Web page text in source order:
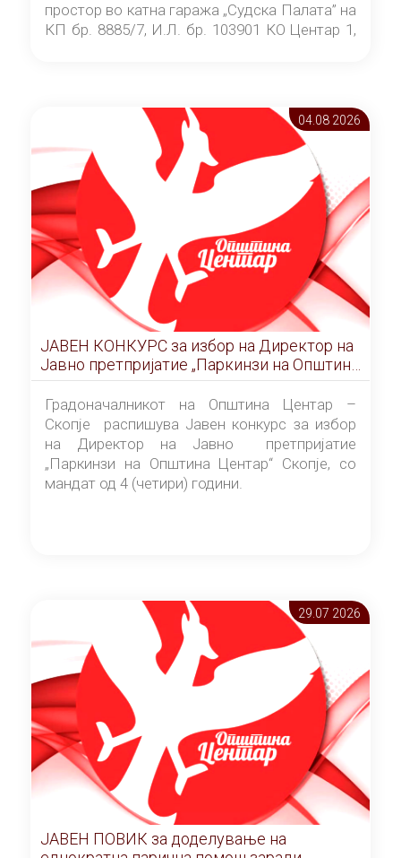
простор во катна гаража „Судска Палата” на
КП бр. 8885/7, И.Л. бр. 103901 КО Центар 1,
Скопје” број 9/2026), за времетраење од 3
(три) години од денот на потпишувањето на
Договорот за закуп со најповолниот
понудувач.
04.08 2026
ЈАВЕН КОНКУРС за избор на Директор на
Јавно претпријатие „Паркинзи на Општина
Центар“ – Скопје
Градоначалникот на Општина Центар –
Скопје распишува Јавен конкурс за избор
на Директор на Јавно претпријатие
„Паркинзи на Општина Центар“ Скопје, со
мандат од 4 (четири) години.
29.07 2026
ЈАВЕН ПОВИК за доделување на